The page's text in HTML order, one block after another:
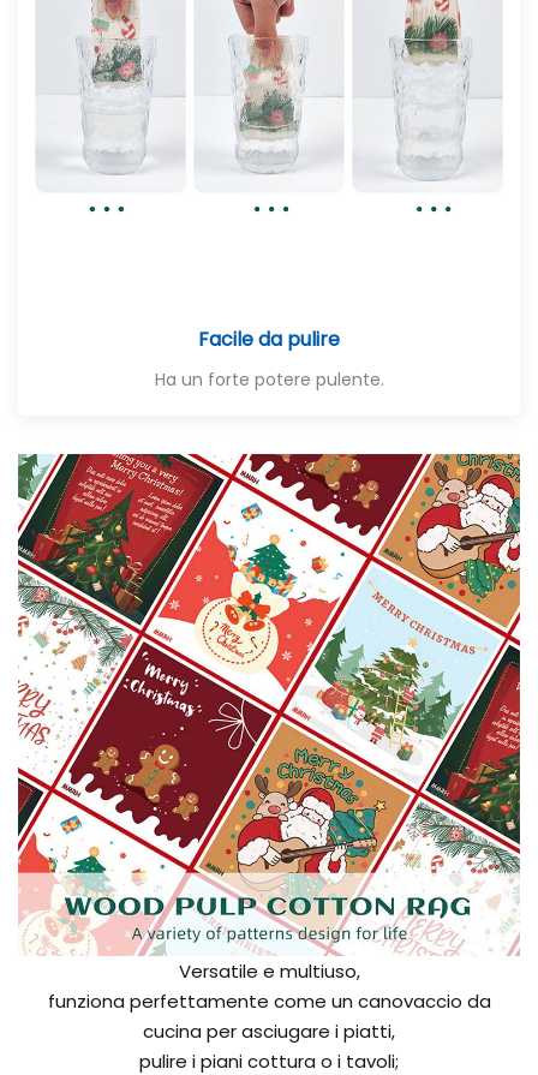
Facile da pulire
Ha un forte potere pulente.
Versatile e multiuso,
funziona perfettamente come un canovaccio da
cucina per asciugare i piatti,
pulire i piani cottura o i tavoli;